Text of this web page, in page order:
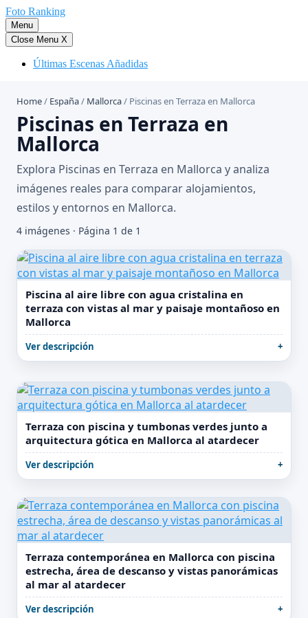
Saltar
al
contenido
Foto Ranking
Menu
Close Menu X
Últimas Escenas Añadidas
Home/ España/ Mallorca/ Piscinas en Terraza en Mallorca
Piscinas en Terraza en
Mallorca
Explora Piscinas en Terraza en Mallorca y analiza
imágenes reales para comparar alojamientos,
estilos y entornos en Mallorca.
4 imágenes · Página 1 de 1
Piscina al aire libre con agua cristalina en
terraza con vistas al mar y paisaje montañoso en
Mallorca
Ver descripción
Terraza con piscina y tumbonas verdes junto a
arquitectura gótica en Mallorca al atardecer
Ver descripción
Terraza contemporánea en Mallorca con piscina
estrecha, área de descanso y vistas panorámicas
al mar al atardecer
Ver descripción